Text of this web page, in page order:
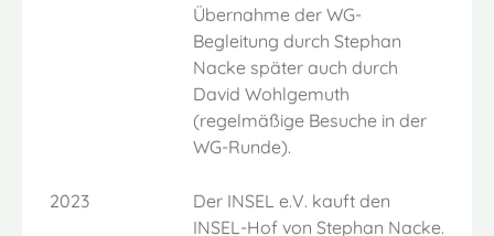
Übernahme der WG-
Begleitung durch Stephan
Nacke später auch durch
David Wohlgemuth
(regelmäßige Besuche in der
WG-Runde).
2023
Der INSEL e.V. kauft den
INSEL-Hof von Stephan Nacke.